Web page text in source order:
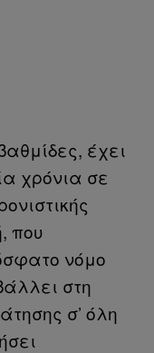
έχει
χρόνια σε
που
νόμο
στη
σ’ όλη